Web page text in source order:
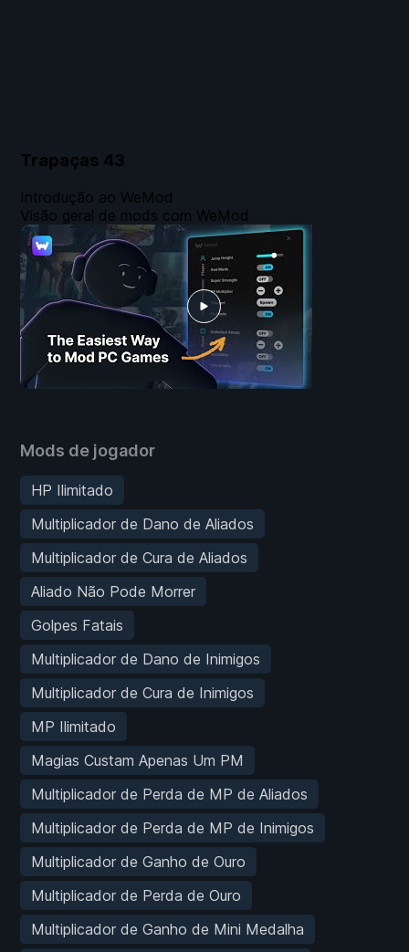
Trapaças 43
Mods de jogador
HP Ilimitado
Multiplicador de Dano de Aliados
Multiplicador de Cura de Aliados
Aliado Não Pode Morrer
Golpes Fatais
Multiplicador de Dano de Inimigos
Multiplicador de Cura de Inimigos
MP Ilimitado
Magias Custam Apenas Um PM
Multiplicador de Perda de MP de Aliados
Multiplicador de Perda de MP de Inimigos
Multiplicador de Ganho de Ouro
Multiplicador de Perda de Ouro
Multiplicador de Ganho de Mini Medalha
Introdução ao WeMod
Visão geral de mods com WeMod